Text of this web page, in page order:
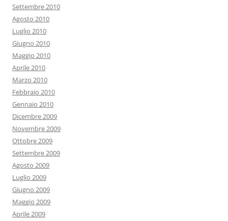
Settembre 2010
Agosto 2010
Luglio 2010
Giugno 2010
Maggio 2010
Aprile 2010
Marzo 2010
Febbraio 2010
Gennaio 2010
Dicembre 2009
Novembre 2009
Ottobre 2009
Settembre 2009
Agosto 2009
Luglio 2009
Giugno 2009
Maggio 2009
Aprile 2009